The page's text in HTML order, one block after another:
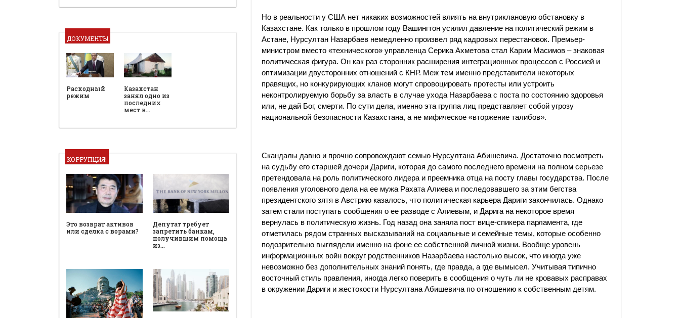
ДОКУМЕНТЫ
Расходный
режим
Казахстан
занял одно из
последних
мест в…
КОРРУПЦИЯ!
Это возврат активов
или сделка с ворами?
Депутат требует
запретить банкам,
получившим помощь
из…
Но в реальности у США нет никаких возможностей влиять на внутриклановую обстановку в
Казахстане. Как только в прошлом году Вашингтон усилил давление на политический режим в
Астане, Нурсултан Назарбаев немедленно произвел ряд кадровых перестановок. Премьер-
министром вместо «технического» управленца Серика Ахметова стал Карим Масимов – знаковая
политическая фигура. Он как раз сторонник расширения интеграционных процессов с Россией и
оптимизации двусторонних отношений с КНР. Меж тем именно представители некоторых
правящих, но конкурирующих кланов могут спровоцировать протесты или устроить
неконтролируемую борьбу за власть в случае ухода Назарбаева с поста по состоянию здоровья
или, не дай Бог, смерти. По сути дела, именно эта группа лиц представляет собой угрозу
национальной безопасности Казахстана, а не мифическое «вторжение талибов».
Скандалы давно и прочно сопровождают семью Нурсултана Абишевича. Достаточно посмотреть
на судьбу его старшей дочери Дариги, которая до самого последнего времени на полном серьезе
претендовала на роль политического лидера и преемника отца на посту главы государства. После
появления уголовного дела на ее мужа Рахата Алиева и последовавшего за этим бегства
президентского зятя в Австрию казалось, что политическая карьера Дариги закончилась. Однако
затем стали поступать сообщения о ее разводе с Алиевым, и Дарига на некоторое время
вернулась в политическую жизнь. Год назад она заняла пост вице-спикера парламента, где
отметилась рядом странных высказываний на социальные и семейные темы, которые особенно
подозрительно выглядели именно на фоне ее собственной личной жизни. Вообще уровень
информационных войн вокруг родственников Назарбаева настолько высок, что иногда уже
невозможно без дополнительных знаний понять, где правда, а где вымысел. Учитывая типично
восточный стиль правления, иногда легко поверить в сообщения о чуть ли не кровавых расправах
в окружении Дариги и жестокости Нурсултана Абишевича по отношению к собственным детям.